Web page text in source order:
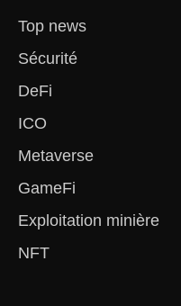
Top news
Sécurité
DeFi
ICO
Metaverse
GameFi
Exploitation minière
NFT